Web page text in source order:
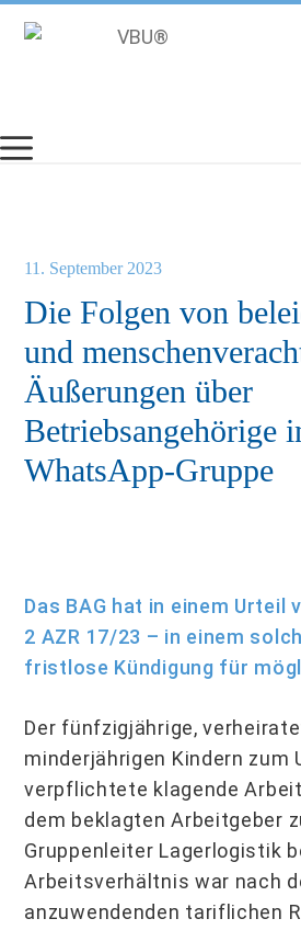
Inhalt
Die Folgen von
und
Äußerungen über
Betriebsangehörige
WhatsApp-Gruppe
11. September 2023
Das BAG hat in einem Urteil
2 AZR 17/23 – in einem
fristlose Kündigung für
Der fünfzigjährige,
minderjährigen Kindern zum
verpflichtete klagende
dem beklagten Arbeitgeber
Gruppenleiter Lagerlogistik
Arbeitsverhältnis war nach
anzuwendenden tariflichen